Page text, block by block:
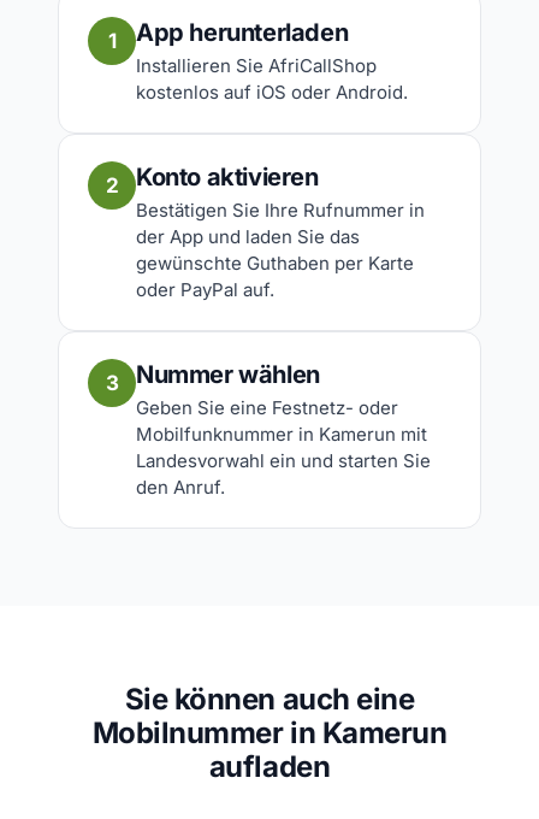
1 App herunterladen
Installieren Sie AfriCallShop
kostenlos auf iOS oder Android.
2 Konto aktivieren
Bestätigen Sie Ihre Rufnummer in
der App und laden Sie das
gewünschte Guthaben per Karte
oder PayPal auf.
3 Nummer wählen
Geben Sie eine Festnetz- oder
Mobilfunknummer in Kamerun mit
Landesvorwahl ein und starten Sie
den Anruf.
Sie können auch eine
Mobilnummer in Kamerun
aufladen